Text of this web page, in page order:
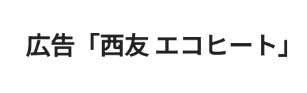
広告「西友 エコヒート」